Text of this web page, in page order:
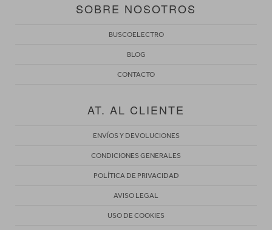
SOBRE NOSOTROS
BUSCOELECTRO
BLOG
CONTACTO
AT. AL CLIENTE
ENVÍOS Y DEVOLUCIONES
CONDICIONES GENERALES
POLÍTICA DE PRIVACIDAD
AVISO LEGAL
USO DE COOKIES